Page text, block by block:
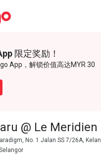
限定奖励！
App，解锁价值高达MYR 30
@ Le Meridien
No. 1 Jalan SS 7/26A,